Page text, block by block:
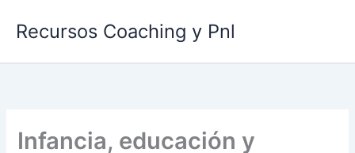
Recursos Coaching y Pnl
Infancia, educación y